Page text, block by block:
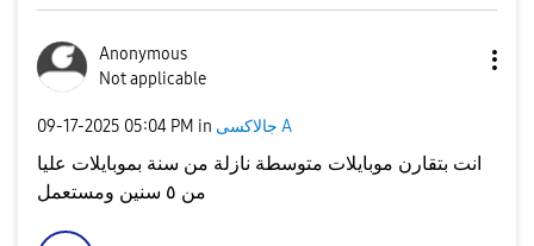
Anonymous
Not applicable
‎09-17-2025 05:04 PM in جالاكسى A
انت بتقارن موبايلات متوسطة نازلة من سنة بموبايلات عليا
من ٥ سنين ومستعمل